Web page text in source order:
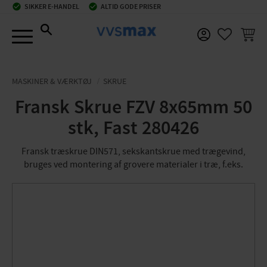
check_circle SIKKER E-HANDEL check_circle ALTID GODE PRISER
MASKINER & VÆRKTØJ SKRUE
Fransk Skrue FZV 8x65mm 50
stk, Fast 280426
Fransk træskrue DIN571, sekskantskrue med trægevind,
bruges ved montering af grovere materialer i træ, f.eks.